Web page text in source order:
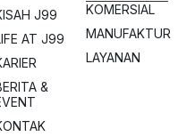
J99
AT J99
&
KOMERSIAL
MANUFAKTUR
LAYANAN